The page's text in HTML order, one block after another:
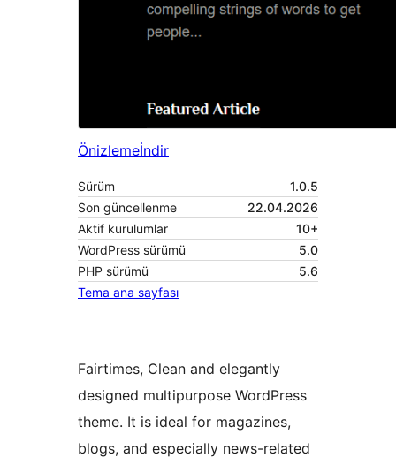
Önizlemeİndir
Sürüm
1.0.5
Son güncellenme
22.04.2026
Aktif kurulumlar
10+
WordPress sürümü
5.0
PHP sürümü
5.6
Tema ana sayfası
Fairtimes, Clean and elegantly
designed multipurpose WordPress
theme. It is ideal for magazines,
blogs, and especially news-related